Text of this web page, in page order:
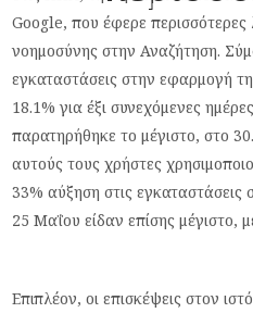
Google, που έφερε περισσότερες
νοημοσύνης στην Αναζήτηση.
εγκαταστάσεις στην εφαρμογή
18.1% για έξι συνεχόμενες
παρατηρήθηκε το μέγιστο, στο
αυτούς τους χρήστες
33% αύξηση στις εγκαταστάσεις
25 Μαΐου είδαν επίσης μέγιστο,
Επιπλέον, οι επισκέψεις στον